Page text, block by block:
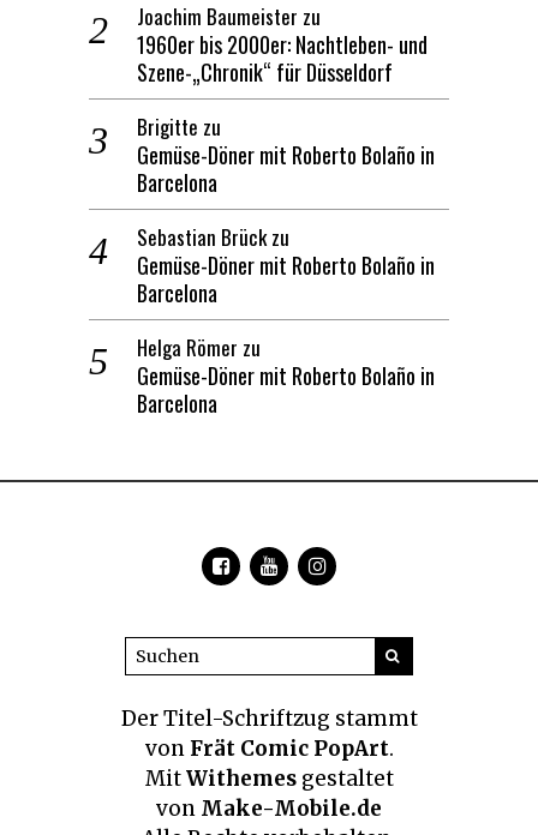
Joachim Baumeister zu
1960er bis 2000er: Nachtleben- und
Szene-„Chronik“ für Düsseldorf
Brigitte zu
Gemüse-Döner mit Roberto Bolaño in
Barcelona
Sebastian Brückzu
Gemüse-Döner mit Roberto Bolaño in
Barcelona
Helga Römer zu
Gemüse-Döner mit Roberto Bolaño in
Barcelona
Der Titel-Schriftzug stammt
von Frät Comic PopArt.
MitWithemesgestaltet
von Make-Mobile.de